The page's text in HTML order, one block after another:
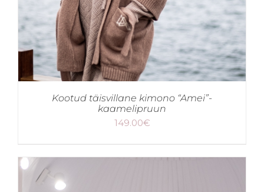
Kootud täisvillane kimono “Amei”-
kaamelipruun
149.00€